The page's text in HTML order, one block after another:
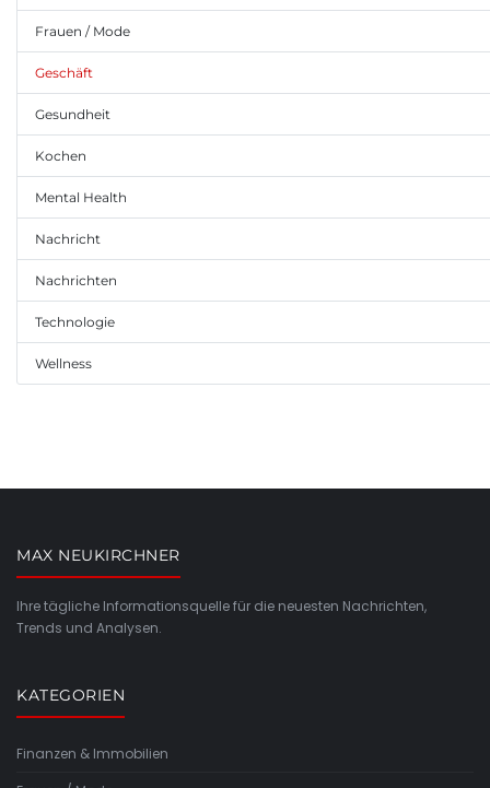
Frauen / Mode
Geschäft
Gesundheit
Kochen
Mental Health
Nachricht
Nachrichten
Technologie
Wellness
MAX NEUKIRCHNER
Ihre tägliche Informationsquelle für die neuesten Nachrichten,
Trends und Analysen.
KATEGORIEN
Finanzen & Immobilien